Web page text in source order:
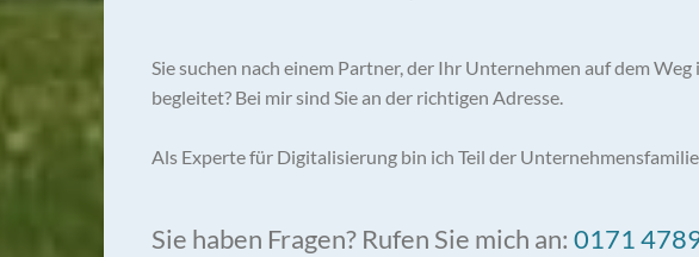
Sie suchen nach einem Partner, der Ihr Unternehmen auf dem
begleitet? Bei mir sind Sie an der richtigen Adresse.
Als Experte für Digitalisierung bin ich Teil der
Sie haben Fragen? Rufen Sie mich an: 0171